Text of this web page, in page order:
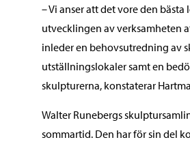
– Vi anser att det vore den
utvecklingen av verksamheten
inleder en behovsutredning av
utställningslokaler samt en
skulpturerna, konstaterar
Walter Runebergs
sommartid. Den har för sin del